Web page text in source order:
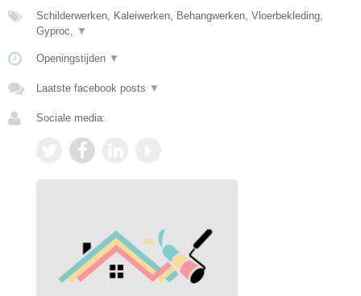
Schilderwerken, Kaleiwerken, Behangwerken, Vloerbekleding,
Gyproc, ▼
Openingstijden ▼
Laatste facebook posts ▼
Sociale media: